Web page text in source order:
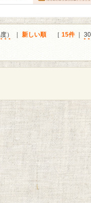
） 新しい順 ［ 15件｜